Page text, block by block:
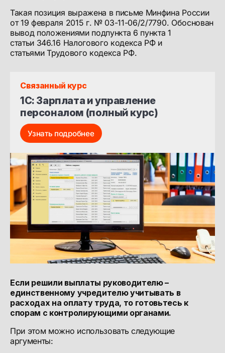
Такая позиция выражена в письме Минфина России
от 19 февраля 2015 г. № 03-11-06/2/7790. Обоснован
вывод положениями подпункта 6 пункта 1
статьи 346.16 Налогового кодекса РФ и
статьями Трудового кодекса РФ.
Связанный курс
1С: Зарплата и управление
персоналом (полный курс)
Узнать подробнее
Если решили выплаты руководителю –
единственному учредителю учитывать в
расходах на оплату труда, то готовьтесь к
спорам с контролирующими органами.
При этом можно использовать следующие
аргументы: